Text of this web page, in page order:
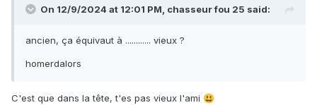
On 12/9/2024 at 12:01 PM, chasseur fou 25 said:
ancien, ça équivaut à ............ vieux ?
homerdalors
C'est que dans la tête, t'es pas vieux l'ami 😃